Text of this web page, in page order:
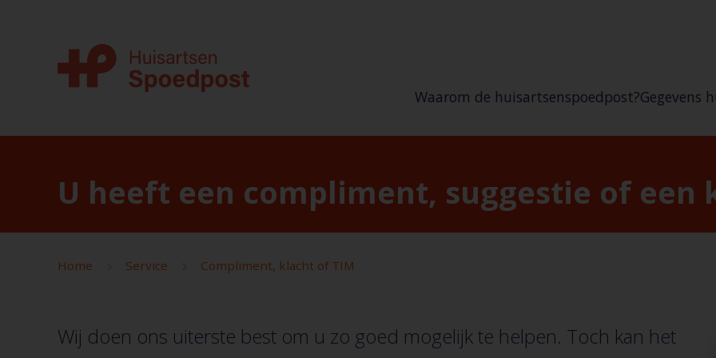
Waarom de huisartsenspoedpost?Gegevens
U heeft een compliment, suggestie of een
Home Service Compliment, klacht of TIM
Wij doen ons uiterste best om u zo goed mogelijk te helpen. Toch kan het